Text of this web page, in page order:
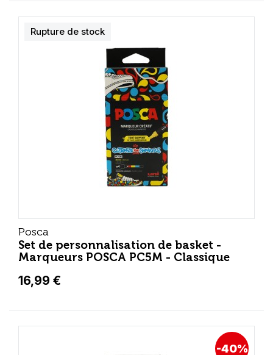
Posca
Set de personnalisation de basket -
Marqueurs POSCA PC5M - Classique
16,99 €
Rupture de stock
-40%